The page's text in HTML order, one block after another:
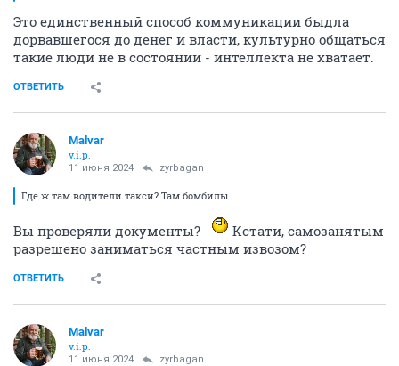
Это единственный способ коммуникации быдла
дорвавшегося до денег и власти, культурно общаться
такие люди не в состоянии - интеллекта не хватает.
ОТВЕТИТЬ
Malvar
v.i.p.
11 июня 2024 zyrbagan
Где ж там водители такси? Там бомбилы.
Вы проверяли документы?
Кстати, самозанятым
разрешено заниматься частным извозом?
ОТВЕТИТЬ
Malvar
v.i.p.
11 июня 2024 zyrbagan